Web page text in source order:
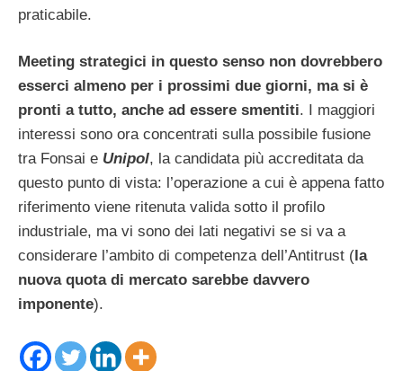
praticabile.
Meeting strategici in questo senso non dovrebbero
esserci almeno per i prossimi due giorni, ma si è
pronti a tutto, anche ad essere smentiti. I maggiori
interessi sono ora concentrati sulla possibile fusione
tra Fonsai e Unipol, la candidata più accreditata da
questo punto di vista: l’operazione a cui è appena fatto
riferimento viene ritenuta valida sotto il profilo
industriale, ma vi sono dei lati negativi se si va a
considerare l’ambito di competenza dell’Antitrust ( la
nuova quota di mercato sarebbe davvero
imponente).